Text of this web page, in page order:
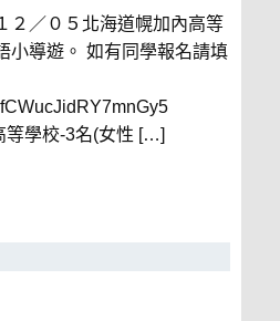
２／０５北海道幌加內高等
小導遊。 如有同學報名請填
等學校-3名(女性 […]